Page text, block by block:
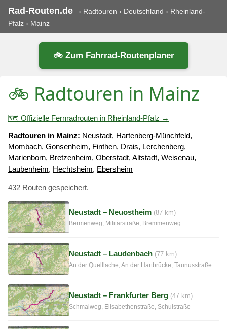
Rad-Routen.de › Radtouren › Deutschland › Rheinland-
Pfalz › Mainz
🚲 Zum Fahrrad-Routenplaner
🚲 Radtouren in Mainz
🗺️ Offizielle Fernradrouten in Rheinland-Pfalz →
Radtouren in Mainz: Neustadt, Hartenberg-Münchfeld,
Mombach, Gonsenheim, Finthen, Drais, Lerchenberg,
Marienborn, Bretzenheim, Oberstadt, Altstadt, Weisenau,
Laubenheim, Hechtsheim, Ebersheim
432 Routen gespeichert.
Neustadt – Neuostheim (87 km)
Bermenweg, Militärstraße, Bremmenweg
Neustadt – Laudenbach (77 km)
An der Quelllache, An der Hartbrücke, Taunusstraße
Neustadt – Frankfurter Berg (47 km)
Schmalweg, Elisabethenstraße, Schulstraße